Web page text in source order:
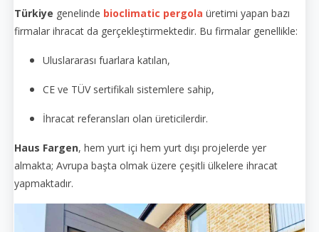
Türkiye genelinde bioclimatic pergola üretimi yapan bazı
firmalar ihracat da gerçekleştirmektedir. Bu firmalar genellikle:
Uluslararası fuarlara katılan,
CE ve TÜV sertifikalı sistemlere sahip,
İhracat referansları olan üreticilerdir.
Haus Fargen, hem yurt içi hem yurt dışı projelerde yer
almakta; Avrupa başta olmak üzere çeşitli ülkelere ihracat
yapmaktadır.